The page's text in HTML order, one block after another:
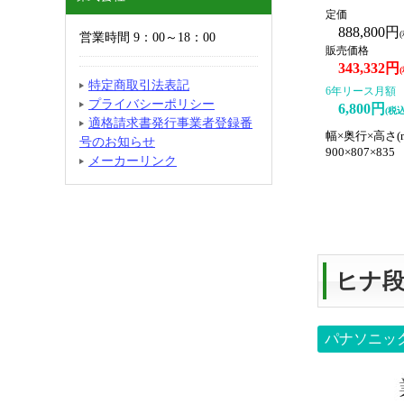
営業時間 9：00～18：00
特定商取引法表記
プライバシーポリシー
適格請求書発行事業者登録番
号のお知らせ
メーカーリンク
定価
888,800円(
販売価格
343,332円(
6年リース月額
6,800円(税
幅×奥行×高さ
900×807×835
ヒナ
パナソニ